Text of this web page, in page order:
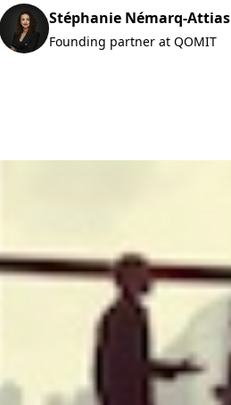
Stéphanie Némarq-Attias
Founding partner at QOMIT